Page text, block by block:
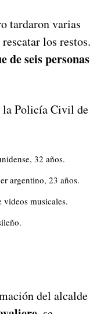
tardaron varias
los restos.
de seis personas
la Policía Civil de
32 años.
argentino, 23 años.
videos musicales.
del alcalde